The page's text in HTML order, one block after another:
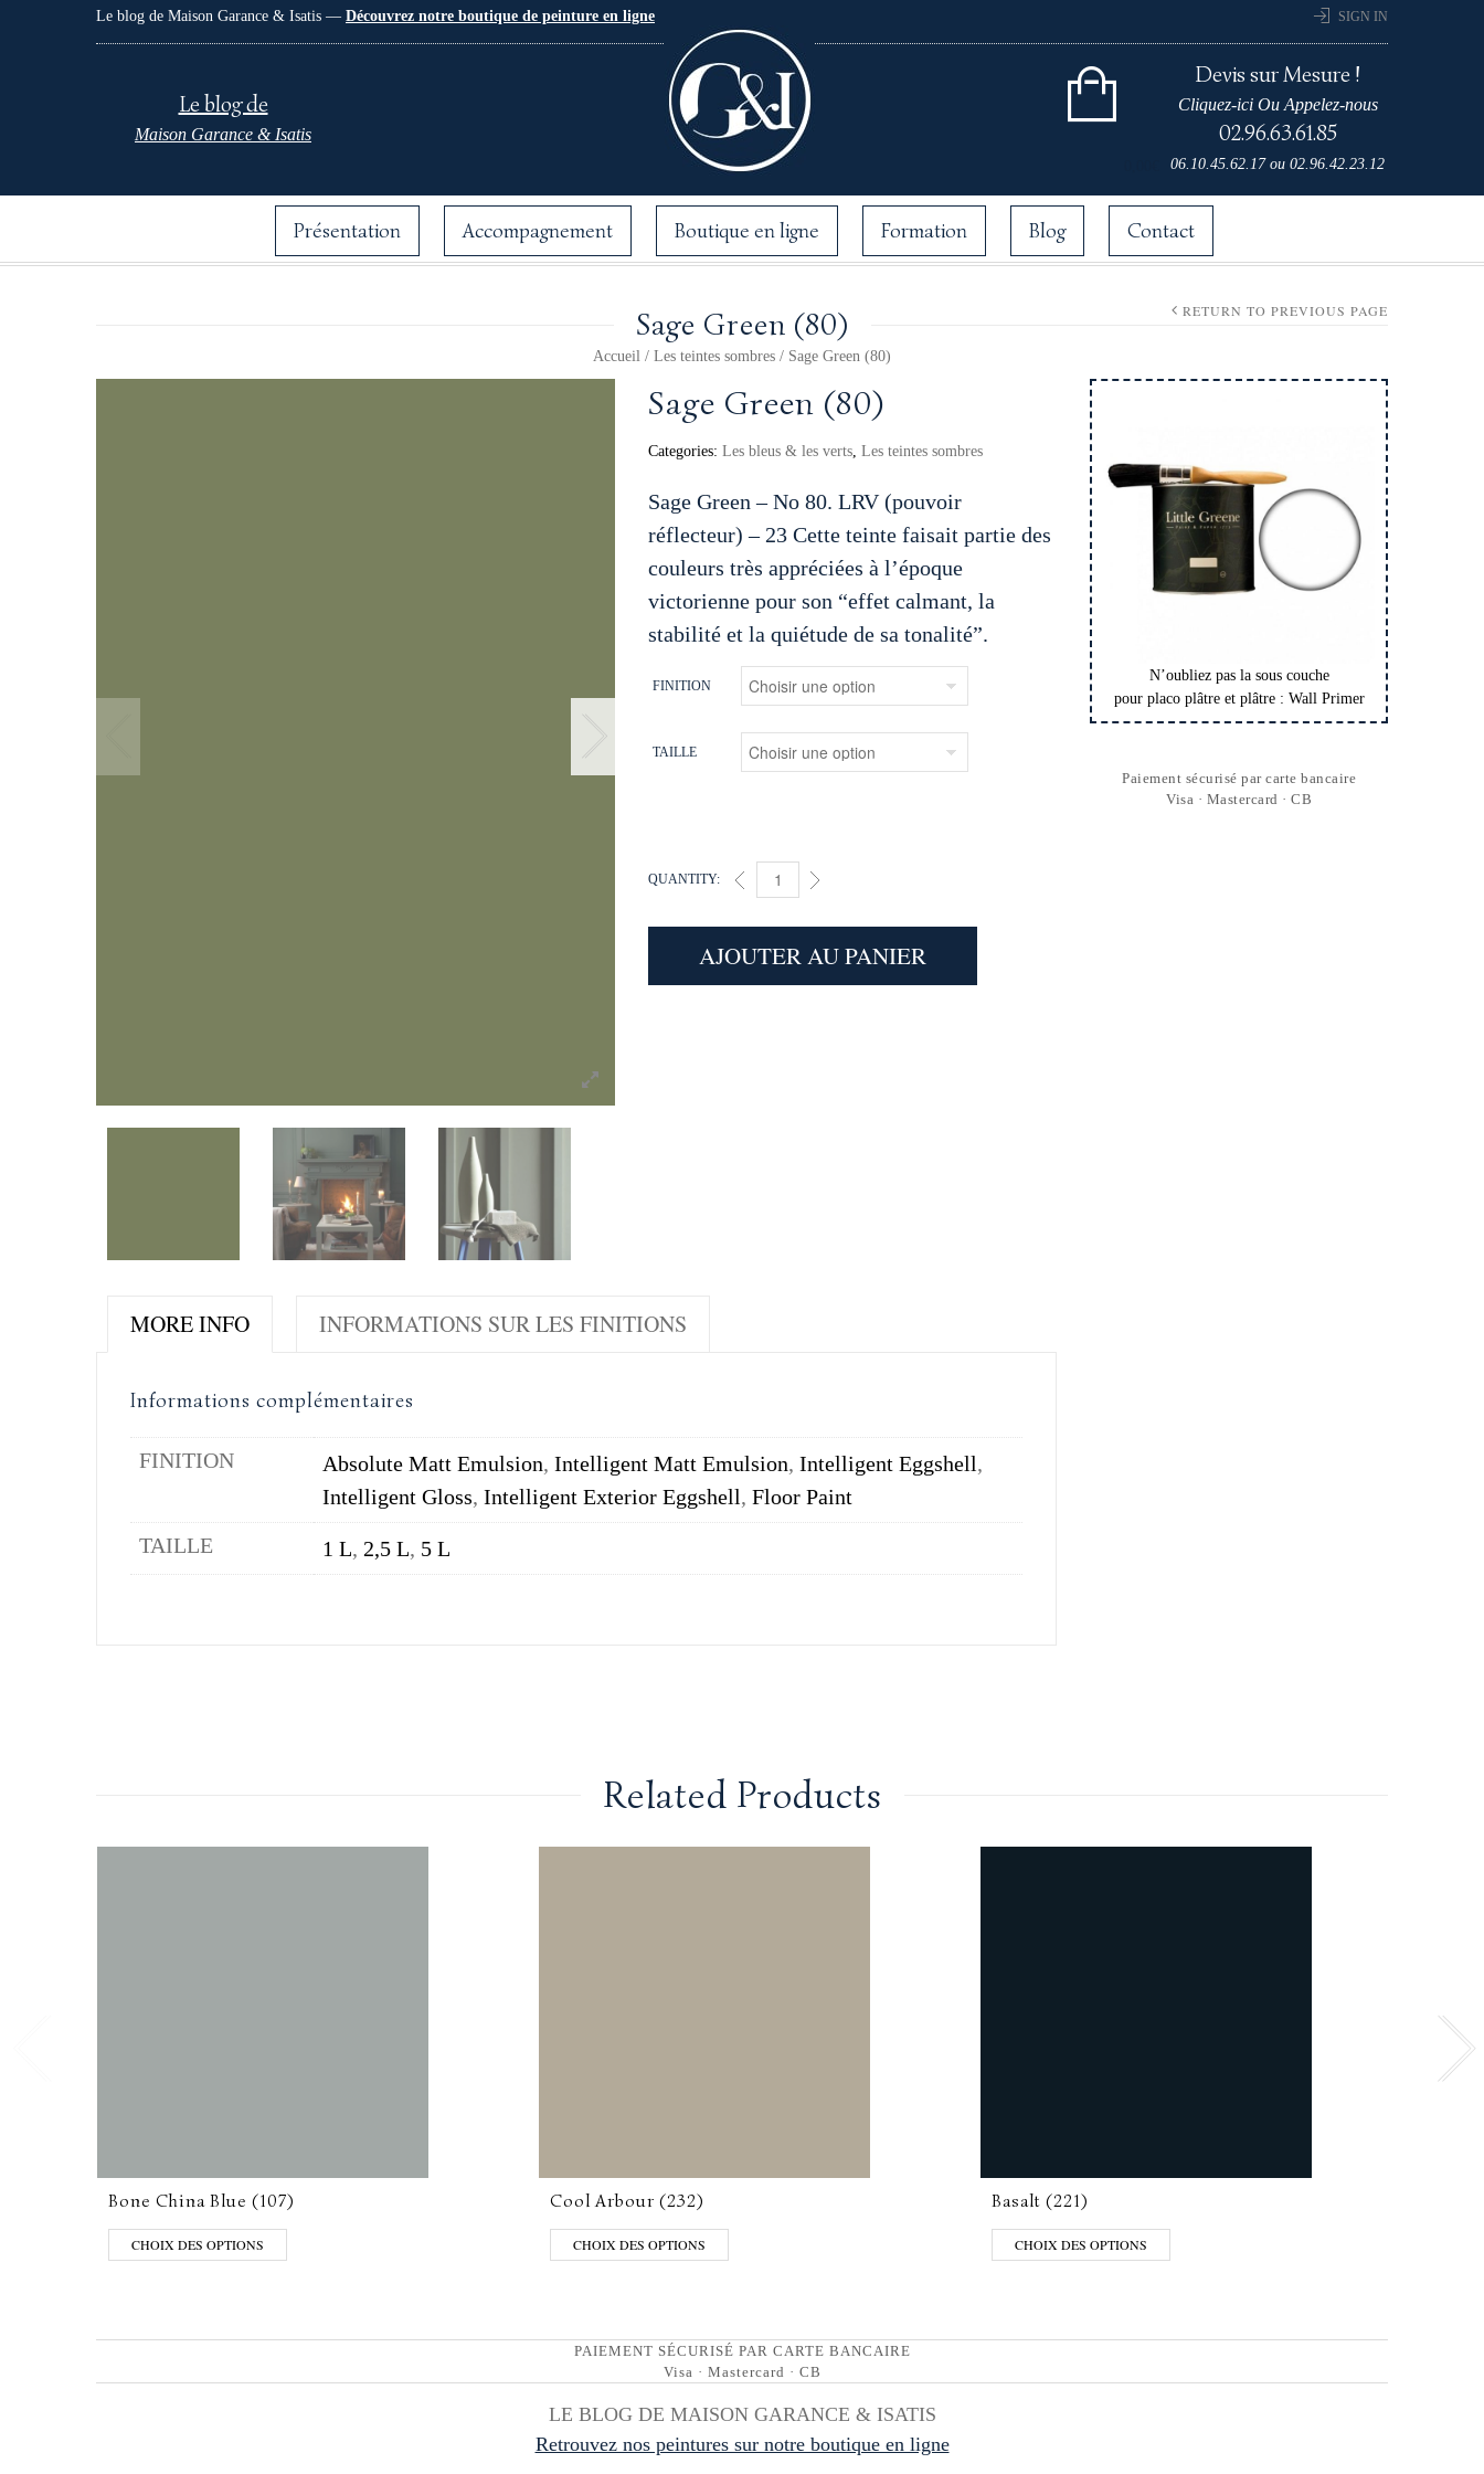
Le blog de Maison Garance & Isatis — Découvrez notre boutique de peinture en ligne SIGN IN
Le blog de
Maison Garance & Isatis
Devis sur Mesure !
Cliquez-ici Ou Appelez-nous
02.96.63.61.85
06.10.45.62.17 ou 02.96.42.23.12
Présentation Accompagnement Boutique en ligne Formation Blog Contact
Sage Green (80)
Accueil / Les teintes sombres / Sage Green (80)
RETURN TO PREVIOUS PAGE
Sage Green (80)
Categories: Les bleus & les verts, Les teintes sombres
Sage Green – No 80. LRV (pouvoir
réflecteur) – 23 Cette teinte faisait partie des
couleurs très appréciées à l’époque
victorienne pour son “effet calmant, la
stabilité et la quiétude de sa tonalité”.
FINITION
TAILLE
QUANTITY: SAGE GREEN (80) QUANTITY
AJOUTER AU PANIER
MORE INFO
Informations complémentaires
FINITION Absolute Matt Emulsion, Intelligent Matt Emulsion, Intelligent Eggshell,
Intelligent Gloss, Intelligent Exterior Eggshell, Floor Paint
TAILLE
1 L, 2,5 L, 5 L
INFORMATIONS SUR LES FINITIONS
N’oubliez pas la sous couche
pour placo plâtre et plâtre : Wall Primer
Paiement sécurisé par carte bancaire
Visa · Mastercard · CB
Related Products
Bone China Blue (107)
CHOIX DES OPTIONS
Cool Arbour (232)
CHOIX DES OPTIONS
Basalt (221)
CHOIX DES OPTIONS
PAIEMENT SÉCURISÉ PAR CARTE BANCAIRE
Visa · Mastercard · CB
LE BLOG DE MAISON GARANCE & ISATIS
Retrouvez nos peintures sur notre boutique en ligne